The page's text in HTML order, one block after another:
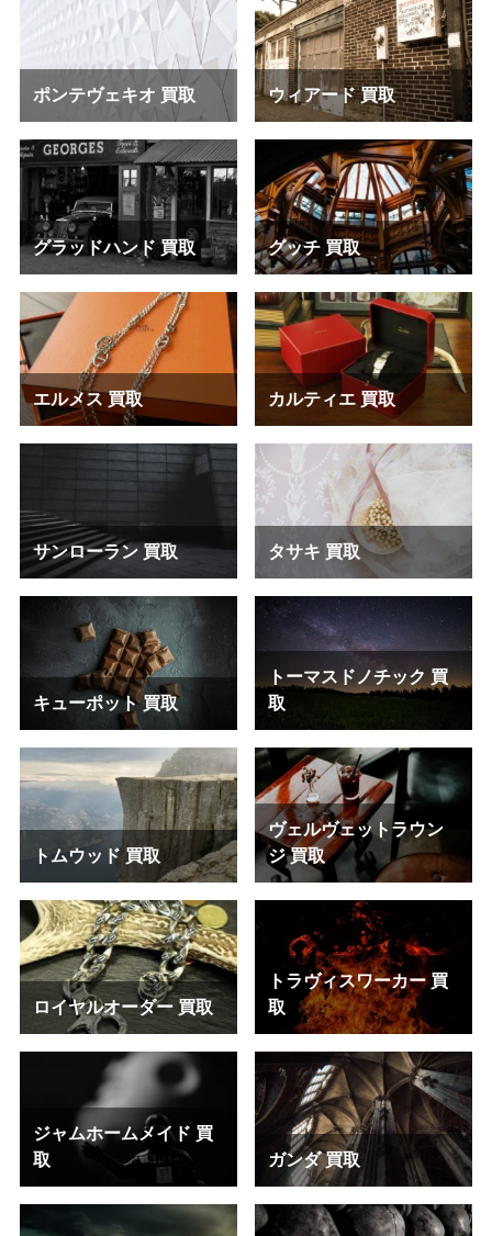
ポンテヴェキオ 買取 ウィアード 買取
グラッドハンド 買取 グッチ 買取
エルメス 買取 カルティエ 買取
サンローラン 買取 タサキ 買取
キューポット 買取
トーマスドノチック 買
取
トムウッド 買取
ヴェルヴェットラウン
ジ 買取
ロイヤルオーダー 買取
トラヴィスワーカー 買
取
ジャムホームメイド 買
取
ガンダ 買取